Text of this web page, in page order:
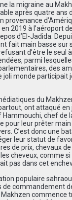
la migraine au
après quatre
2019 à l’aéroport
d’El-Jadida.
fait main basse sur
d’être le seul
parmi
des
monde
du
ont attaqué
chef
pour leur prêter
C’est donc une
leur statut de
de prix, chevaux
cheveux, comme
pas dans cet
populaire
commandement
commence